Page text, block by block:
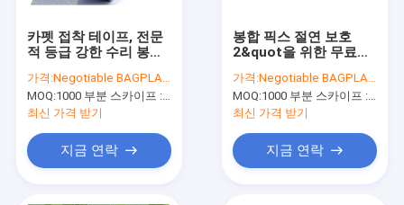
카펫 접착 테이프, 전문
적 등급 강한 수리 봉합
착 테이프 48MM Ｘ
30M 백플라스틱스에 참
여합니다
가격:Negotiable BAGPLASTICS@YAHOO.COM
MOQ:1000 부분 스카이프 : 마이데아르닐
최신 가격 받기
지금 연락
봉합 픽스 절연 보호
2&quot을 위한 무료샘
속건성 접착제 직물 접
착 테이프 ;*60Y 바게아
세
가격:Negotiable BAGPLASTICS@YAHOO.COM
MOQ:1000 부분 스카이프 : 마이데아르닐
최신 가격 받기
지금 연락